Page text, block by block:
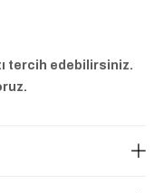
tercih edebilirsiniz.